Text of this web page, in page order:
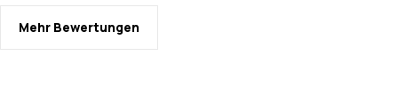
Mehr Bewertungen